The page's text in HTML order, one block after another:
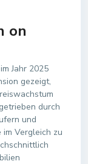
on
Jahr 2025
gezeigt,
durch
und
Vergleich zu